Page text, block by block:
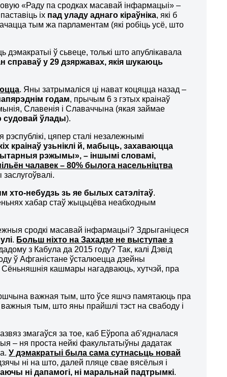
«Раду па сродках масавай інфармацыі» –
іх пад уладу аднаго кіраўніка, які б
тым жа парламентам (які робіць усё, што
ў сьвеце, толькі што апублікавала
справаў у 29 дзяржавах, якія шукаюць
. Яны затрымаліся ці нават коцяцца назад –
годам, прычым 6 з гэтых краінаў
Славенія і Славаччына (якая займае
судовай ўлады).
цяпер сталі незалежнымі
краінаў узьніклі й, мабыць, захаваюцца
рэжымы», – іншымі словамі,
чалавек – 80% былога насельніцтва
заслугоўвалі.
хто-небудзь зь яе былых сатэлітаў.
хабар стаў жыцьцёва неабходным
сродкі масавай інфармацыі? Здрыганіцеся
. Больш ніхто на Захадзе не выступае з
з Кабула да 2015 году? Так, калі Дэвід
ў Афганістане ўсталюецца дзейны
Сёньняшнія кашмары нагадваюць, хутчэй, пра
важная тым, што ўсе яшчэ памятаюць пра
тым, што яны прайшлі тэст на свабоду і
змагаўся за тое, каб Еўропа аб’ядналася
– ня проста нейкі факультатыўны дадатак
У дэмакратыі была сама сутнасьць новай
ні на што, далей пляце свае вясёлыя і
ні дапамогі, ні маральнай падтрымкі.